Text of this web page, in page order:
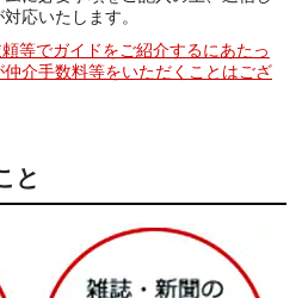
応いたします。
等でガイドをご紹介するにあたっ
介手数料等をいただくことはござ
と